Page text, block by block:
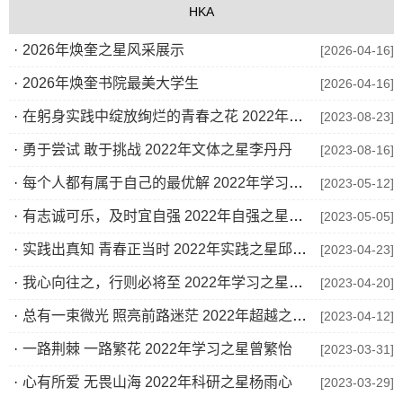
HKA
· 2026年焕奎之星风采展示 [2026-04-16]
· 2026年焕奎书院最美大学生 [2026-04-16]
· 在躬身实践中绽放绚烂的青春之花 2022年实践之星徐欣鎏 [2023-08-23]
· 勇于尝试 敢于挑战 2022年文体之星李丹丹 [2023-08-16]
· 每个人都有属于自己的最优解 2022年学习之星王柯入 [2023-05-12]
· 有志诚可乐，及时宜自强 2022年自强之星王剑明 [2023-05-05]
· 实践出真知 青春正当时 2022年实践之星邱光洪 [2023-04-23]
· 我心向往之，行则必将至 2022年学习之星郑沛民 [2023-04-20]
· 总有一束微光 照亮前路迷茫 2022年超越之星舒霖桢 [2023-04-12]
· 一路荆棘 一路繁花 2022年学习之星曾繁怡 [2023-03-31]
· 心有所爱 无畏山海 2022年科研之星杨雨心 [2023-03-29]